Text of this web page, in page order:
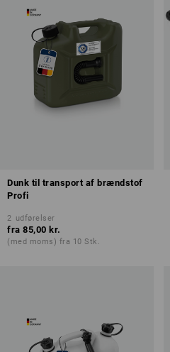
Dunk til transport af brændstof
Profi
2 udførelser
fra 85,00 kr.
(med moms) fra 10 Stk.